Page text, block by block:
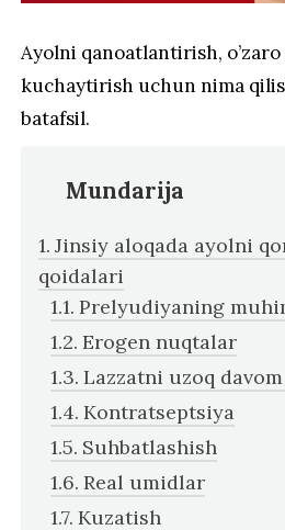
Ayolni qanoatlantirish,
kuchaytirish uchun nima
batafsil.
Mundarija
Jinsiy aloqada ayolni
qoidalari
Prelyudiyaning
Erogen nuqtalar
Lazzatni uzoq
Kontratseptsiya
Suhbatlashish
Real umidlar
Kuzatish